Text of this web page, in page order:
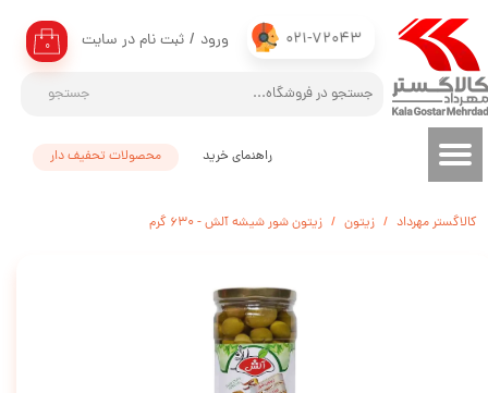
021-72043
جستجو
۰ ورود / ثبت نام در سایت
حساب کاربری من
تغییر گذر واژه
سفارشات
محصولات تحفیف دار راهنمای خرید
کالاگستر مهرداد زیتون زیتون شور شیشه آلش - 630 گرم